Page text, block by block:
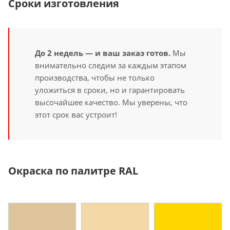
Сроки изготовления
До 2 недель — и ваш заказ готов. Мы
внимательно следим за каждым этапом
производства, чтобы не только
уложиться в сроки, но и гарантировать
высочайшее качество. Мы уверены, что
этот срок вас устроит!
Окраска по палитре RAL